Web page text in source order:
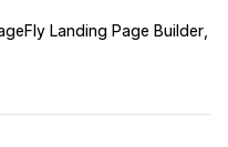
Landing Page Builder